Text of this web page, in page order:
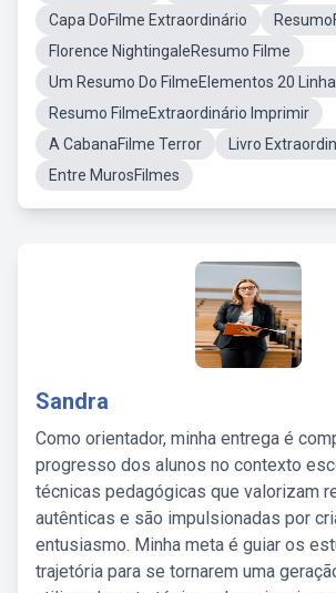
Capa DoFilme Extraordinário
Florence NightingaleResumo Filme
Um Resumo Do FilmeElementos 20
Resumo FilmeExtraordinário Imprimir
A CabanaFilme Terror
Livro
Entre MurosFilmes
Sandra
Como orientador, minha entrega é
progresso dos alunos no contexto
técnicas pedagógicas que valorizam
autênticas e são impulsionadas por
entusiasmo. Minha meta é guiar os
trajetória para se tornarem uma